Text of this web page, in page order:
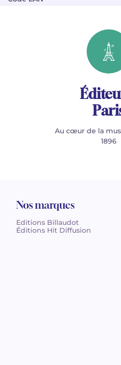
Au cœur de la
1896
Nos marques
Editions Billaudot
Éditions Hit Diffusion